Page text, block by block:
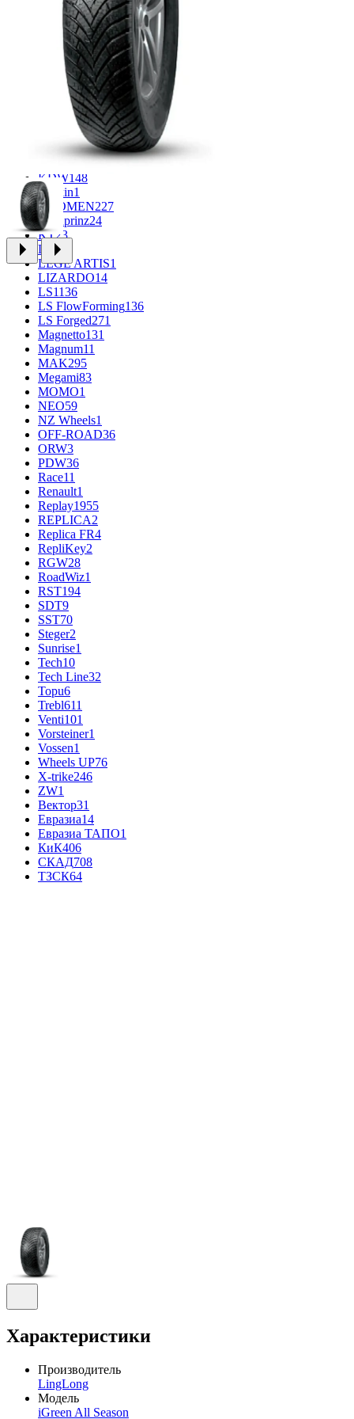
CROSS_STREET 31
Eurodisk1
30
FR REPLICA 1
34
Grizzly3
915
iFree Original49
INFORGED1
1
KDW148
Keskin1
KHOMEN227
Kronprinz24
KT23
LE
13
LEGE ARTIS1
LIZARDO14
LS1136
LS FlowForming136
LS Forged271
Magnetto131
Magnum11
MAK295
Megami83
MOMO1
NEO59
NZ Wheels1
OFF-ROAD36
ORW3
PDW36
Race11
Renault1
Replay1955
REPLICA2
Replica FR4
RepliKey2
RGW28
RoadWiz1
RST194
SDT9
SST70
Steger2
Sunrise1
Tech10
Tech Line32
Topu6
Trebl611
Venti101
Vorsteiner1
Vossen1
Wheels UP76
X-trike246
ZW1
Вектор31
Евразиа14
Евразиа ТАПО1
КиК406
СКАД708
ТЗСК64
Характеристики
Производитель
LingLong
Модель
iGreen All Season